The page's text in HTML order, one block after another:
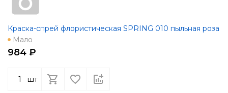
Краска-спрей флористическая SPRING 010 пыльная роза
Мало
984 ₽
шт